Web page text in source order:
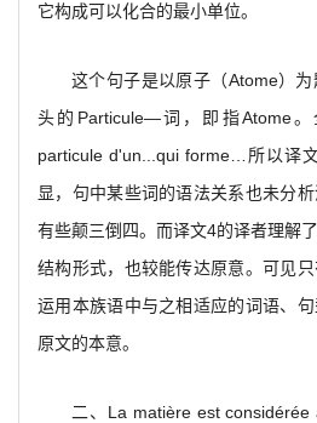
它构成可以化合的最小单位。
这个句子是以原子（Atome）
头的Particule—词，即指Atome
particule d'un...qui forme…所以译
显，句中某些词的语法关系也未分
有些颠三倒四。而译文4的译者理解
结构形式，也较能传达原意。可见
运用本族语中与之相适应的词语、
原文的本意。
二、La matière est